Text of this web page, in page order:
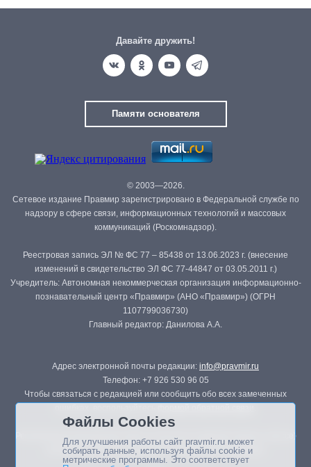
Давайте дружить!
Памяти основателя
© 2003—2026.
Сетевое издание Правмир зарегистрировано в Федеральной службе по
надзору в сфере связи, информационных технологий и массовых
коммуникаций (Роскомнадзор).
Реестровая запись ЭЛ № ФС 77 – 85438 от 13.06.2023 г. (внесение
изменений в свидетельство ЭЛ ФС 77-44847 от 03.05.2011 г.)
Учредитель: Автономная некоммерческая организация информационно-
познавательный центр «Правмир» (АНО «Правмир») (ОГРН
1107799036730)
Главный редактор: Данилова А.А.
Адрес электронной почты редакции: info@pravmir.ru
Телефон: +7 926 530 96 05
Чтобы связаться с редакцией или сообщить обо всех замеченных
Републикация материалов сайта в печатных изданиях (книгах, прессе)
возможна только с письменного разрешения редакции.
Файлы Cookies
Для улучшения работы сайт pravmir.ru может
собирать данные, используя файлы cookie и
метрические программы. Это соответствует